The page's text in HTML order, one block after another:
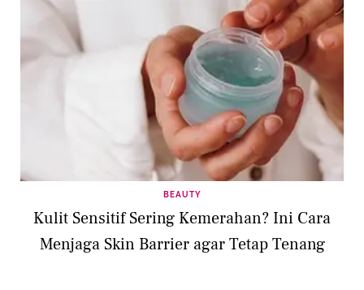
BEAUTY
Kulit Sensitif Sering Kemerahan? Ini Cara
Menjaga Skin Barrier agar Tetap Tenang